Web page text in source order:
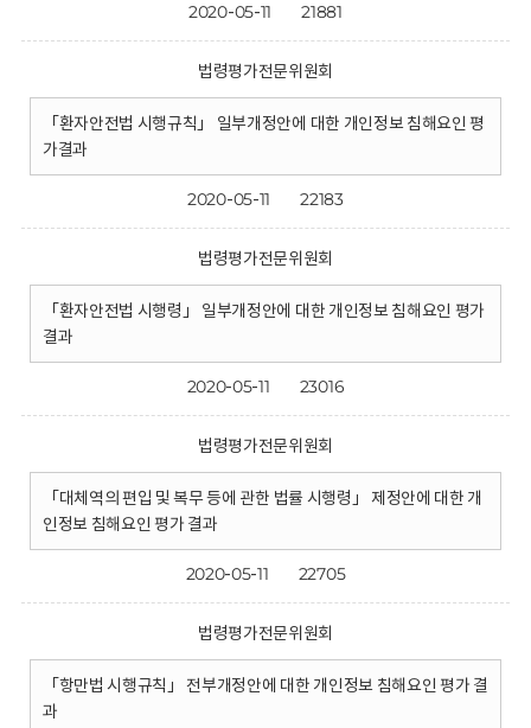
2020-05-11 21881
법령평가전문위원회
「환자안전법 시행규칙」 일부개정안에 대한 개인정보 침해요인 평
가결과
2020-05-11 22183
법령평가전문위원회
「환자안전법 시행령」 일부개정안에 대한 개인정보 침해요인 평가
결과
2020-05-11 23016
법령평가전문위원회
「대체역의 편입 및 복무 등에 관한 법률 시행령」 제정안에 대한 개
인정보 침해요인 평가 결과
2020-05-11 22705
법령평가전문위원회
「항만법 시행규칙」 전부개정안에 대한 개인정보 침해요인 평가 결
과